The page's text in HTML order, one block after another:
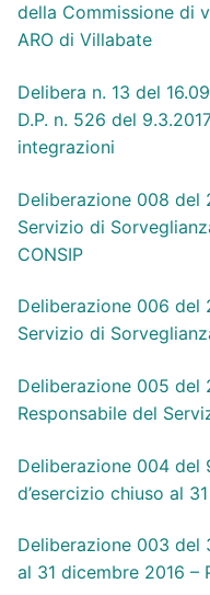
della Commissione di
ARO di Villabate
Delibera n. 13 del
D.P. n. 526 del
integrazioni
Deliberazione 008 del
Servizio di
CONSIP
Deliberazione 006 del
Servizio di
Deliberazione 005 del
Responsabile del
Deliberazione 004 del
d’esercizio chiuso al
Deliberazione 003 del
al 31 dicembre 2016 –